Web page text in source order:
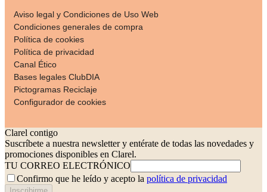
Aviso legal y Condiciones de Uso Web
Condiciones generales de compra
Política de cookies
Política de privacidad
Canal Ético
Bases legales ClubDIA
Pictogramas Reciclaje
Configurador de cookies
Clarel contigo
Suscríbete a nuestra newsletter y entérate de todas las novedades y
promociones disponibles en Clarel.
TU CORREO ELECTRÓNICO
Confirmo que he leído y acepto la política de privacidad